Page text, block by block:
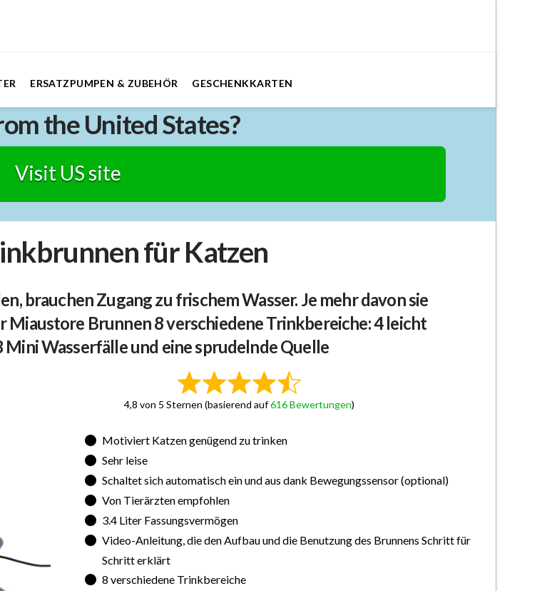
ERSATZPUMPEN & ZUBEHÖR GESCHENKKARTEN
the United States?
Visit US site
für Katzen
brauchen Zugang zu frischem Wasser. Je mehr davon sie
Miaustore Brunnen 8 verschiedene Trinkbereiche: 4 leicht
Wasserfälle und eine sprudelnde Quelle
4,8 von 5 Sternen (basierend auf616 Bewertungen)
Motiviert Katzen genügend zu trinken
Sehr leise
Schaltet sich automatisch ein und aus dank Bewegungssensor (optional)
Von Tierärzten empfohlen
3.4 Liter Fassungsvermögen
Video-Anleitung, die den Aufbau und die Benutzung des Brunnens Schritt für
Schritt erklärt
8 verschiedene Trinkbereiche